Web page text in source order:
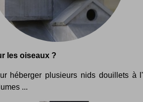
les oiseaux ?
héberger plusieurs nids douillets à
...